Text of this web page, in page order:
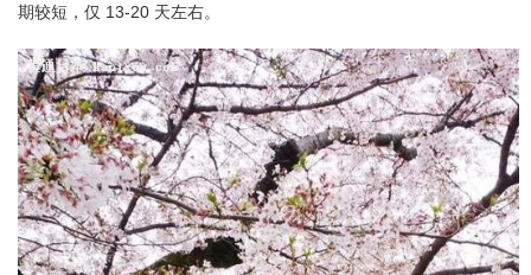
期较短，仅 13-20 天左右。